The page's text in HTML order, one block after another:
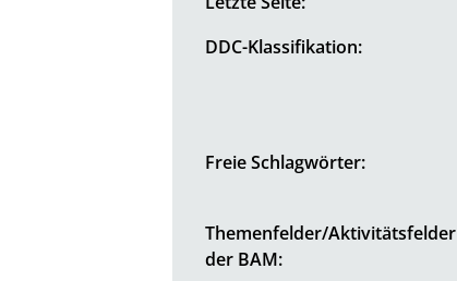
DDC-Klassifikation:
Freie Schlagwörter:
Themenfelder/Aktivitätsfelder
der BAM: